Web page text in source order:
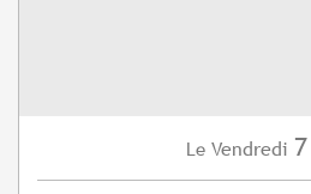
Le Vendredi 7